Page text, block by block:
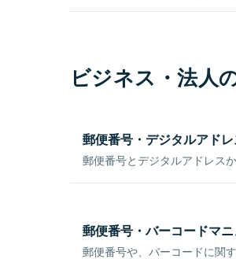
ビジネス・法人
郵便番号・デジタルアド
郵便番号とデジタルアドレス
郵便番号・バーコードマ
郵便番号や、バーコードに関